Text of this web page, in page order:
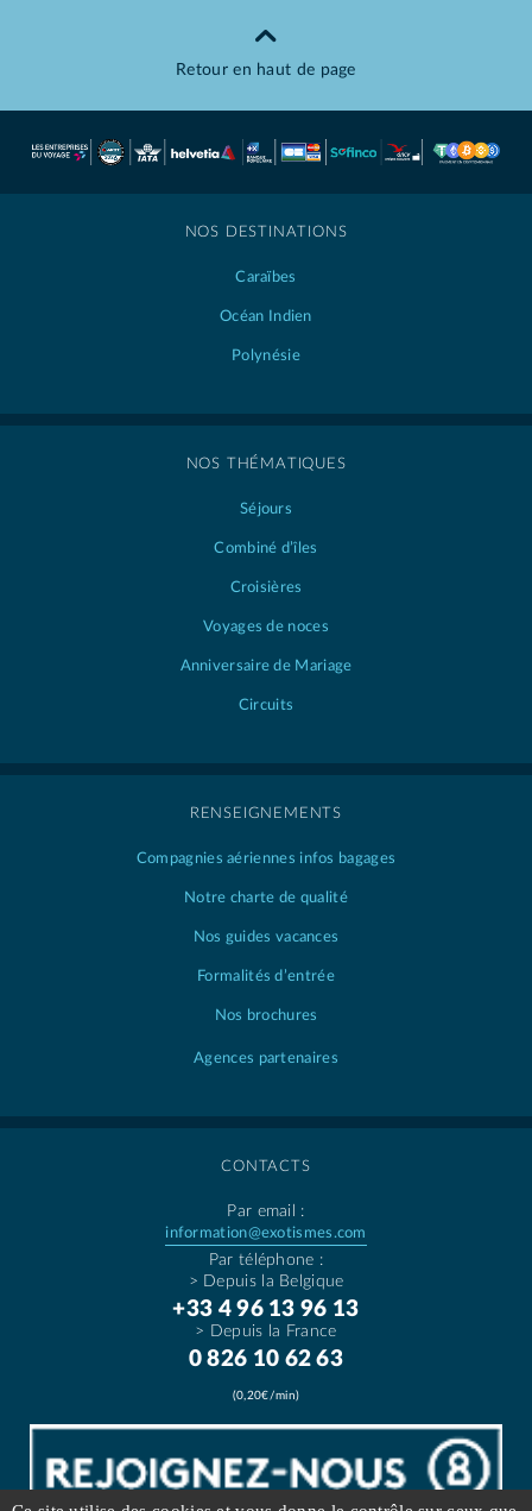
Retour en haut de page
NOS DESTINATIONS
Caraïbes
Océan Indien
Polynésie
NOS THÉMATIQUES
Séjours
Combiné d’îles
Croisières
Voyages de noces
Anniversaire de Mariage
Circuits
RENSEIGNEMENTS
Compagnies aériennes infos bagages
Notre charte de qualité
Nos guides vacances
Formalités d’entrée
Nos brochures
Agences partenaires
CONTACTS
Par email :
information@exotismes.com
Par téléphone :
> Depuis la Belgique
+33 4 96 13 96 13
> Depuis la France
0 826 10 62 63
(0,20€/min)